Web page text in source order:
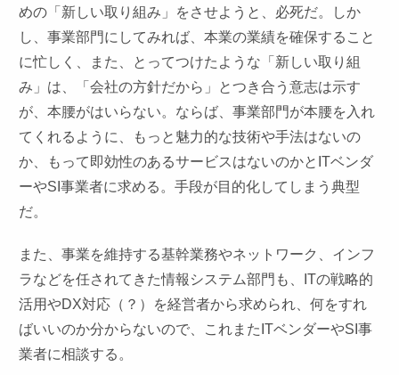
めの「新しい取り組み」をさせようと、必死だ。しか
し、事業部門にしてみれば、本業の業績を確保すること
に忙しく、また、とってつけたような「新しい取り組
み」は、「会社の方針だから」とつき合う意志は示す
が、本腰がはいらない。ならば、事業部門が本腰を入れ
てくれるように、もっと魅力的な技術や手法はないの
か、もって即効性のあるサービスはないのかとITベンダ
ーやSI事業者に求める。手段が目的化してしまう典型
だ。
また、事業を維持する基幹業務やネットワーク、インフ
ラなどを任されてきた情報システム部門も、ITの戦略的
活用やDX対応（？）を経営者から求められ、何をすれ
ばいいのか分からないので、これまたITベンダーやSI事
業者に相談する。